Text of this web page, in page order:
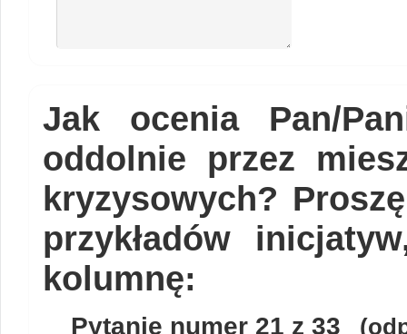
Jak ocenia Pan/
oddolnie przez
kryzysowych?
przykładów
kolumnę:
Pytanie numer 21 z 33